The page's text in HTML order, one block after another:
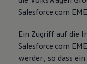
Salesforce.com
Ein Zugriff auf die
Salesforce.com
werden, so dass